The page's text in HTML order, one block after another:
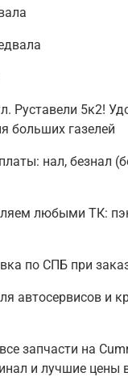
Руставели 5к2!
больших газелей
нал, безнал
любыми ТК:
по СПБ при
автосервисов и
запчасти на
и лучшие цены